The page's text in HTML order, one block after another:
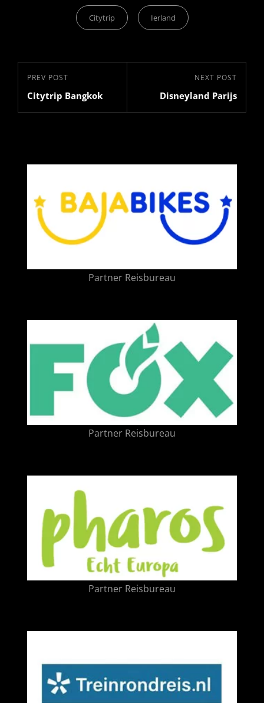
Categories
Citytrip Ierland
Bericht
navigatie
Previous
Post
PREV POST
Citytrip Bangkok
Post
NEXT POST
Disneyland Parijs
Partner Reisbureau
Partner Reisbureau
Partner Reisbureau